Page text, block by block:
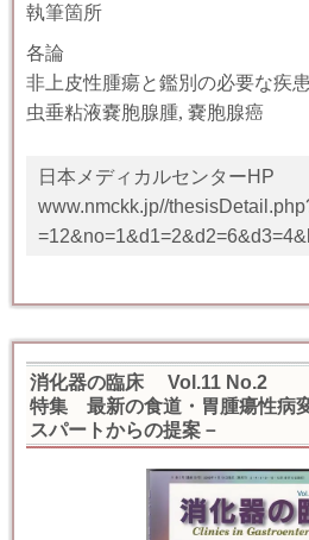
執筆箇所
各論
非上皮性腫瘍と鑑別の必要な疾患
虫垂粘液嚢胞腺腫, 嚢胞腺癌
日本メディカルセンターHP
www.nmckk.jp//
消化器の臨床 Vol.11 No.2
特集 最新の食道・胃腫瘍性病
スパートからの提案－